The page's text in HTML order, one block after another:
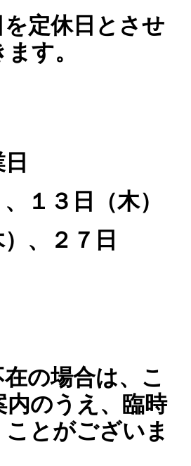
定休日とさせ
す。
１３日（木）
、２７日
の場合は、こ
内のうえ、臨時
とがございま